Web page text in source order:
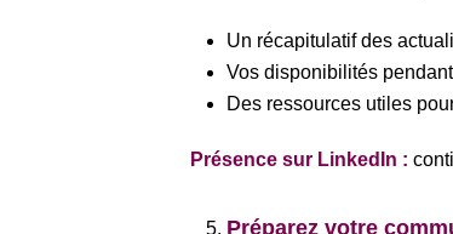
Un récapitulatif des
Vos disponibilités
Des ressources utiles
Présence sur LinkedIn :
Préparez votre